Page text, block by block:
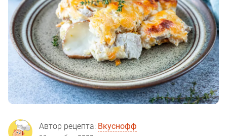
Автор рецепта: Вкуснофф